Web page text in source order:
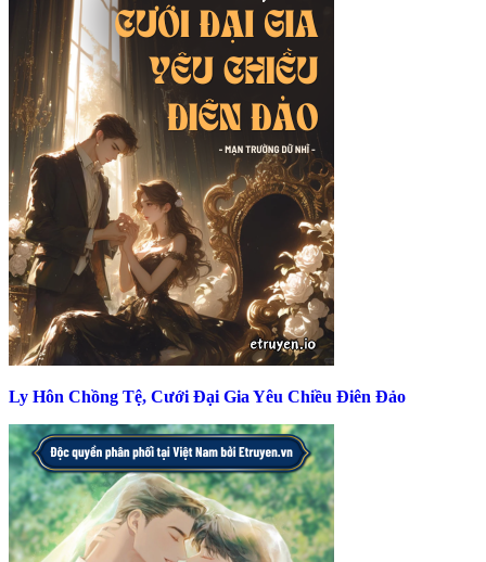
Ly Hôn Chồng Tệ, Cưới Đại Gia Yêu Chiều Điên Đảo